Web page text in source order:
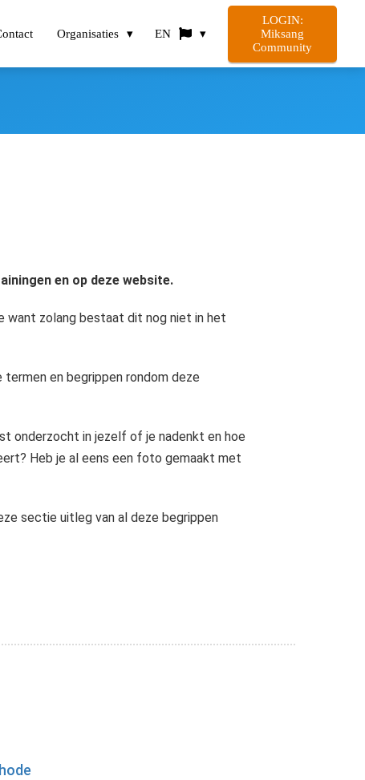
Organisaties EN
LOGIN:
Miksang
Community
en op deze website.
want zolang bestaat dit nog niet in het
en begrippen rondom deze
onderzocht in jezelf of je nadenkt en hoe
Heb je al eens een foto gemaakt met
sectie uitleg van al deze begrippen